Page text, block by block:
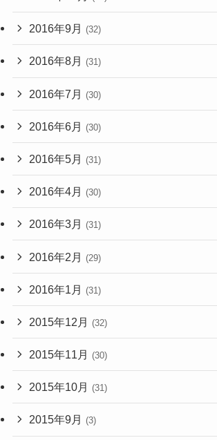
2016年9月 (32)
2016年8月 (31)
2016年7月 (30)
2016年6月 (30)
2016年5月 (31)
2016年4月 (30)
2016年3月 (31)
2016年2月 (29)
2016年1月 (31)
2015年12月 (32)
2015年11月 (30)
2015年10月 (31)
2015年9月 (3)